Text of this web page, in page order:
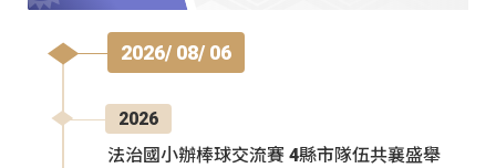
2026/ 08/ 06
2026
法治國小辦棒球交流賽 4縣市隊伍共襄盛舉